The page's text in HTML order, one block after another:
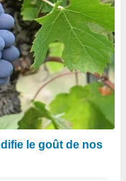
le goût de nos